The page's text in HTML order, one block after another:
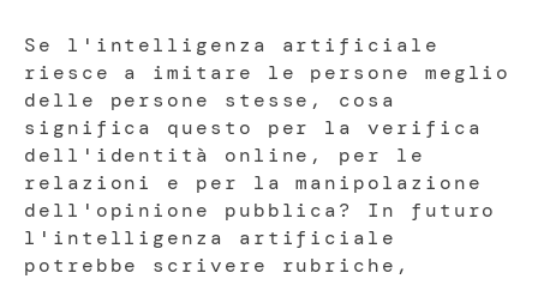
Se l'intelligenza artificiale
riesce a imitare le persone meglio
delle persone stesse, cosa
significa questo per la verifica
dell'identità online, per le
relazioni e per la manipolazione
dell'opinione pubblica? In futuro
l'intelligenza artificiale
potrebbe scrivere rubriche,